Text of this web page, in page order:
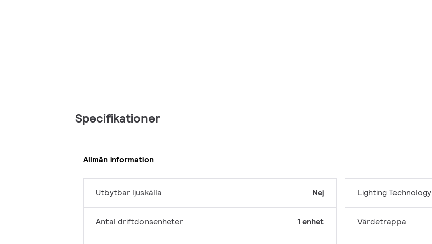
Specifikationer
Allmän information
Utbytbar ljuskälla Nej
Antal driftdonsenheter 1 enhet
Lighting Technology
Värdetrappa